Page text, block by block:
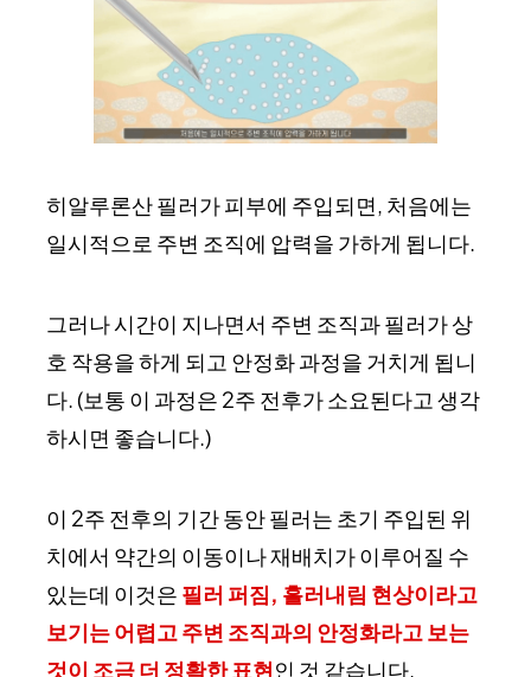
히알루론산 필러가 피부에 주입되면, 처음에는
일시적으로 주변 조직에 압력을 가하게 됩니다.
그러나 시간이 지나면서 주변 조직과 필러가 상
호 작용을 하게 되고 안정화 과정을 거치게 됩니
다. (보통 이 과정은 2주 전후가 소요된다고 생각
하시면 좋습니다.)
이 2주 전후의 기간 동안 필러는 초기 주입된 위
치에서 약간의 이동이나 재배치가 이루어질 수
있는데 이것은 필러 퍼짐, 흘러내림 현상이라고
보기는 어렵고 주변 조직과의 안정화라고 보는
것이 조금 더 정확한 표현인 것 같습니다.